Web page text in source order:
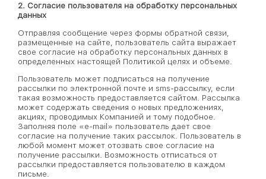
2. Согласие пользователя на обработку персональных
данных
Отправляя сообщение через формы обратной связи,
размещенные на сайте, пользователь сайта выражает
свое согласие на обработку персональных данных в
определенных настоящей Политикой целях и объеме.
Пользователь может подписаться на получение
рассылки по электронной почте и sms-рассылку, если
такая возможность предоставляется сайтом. Рассылка
может содержать сведения о новых предложениях,
акциях, проводимых Компанией и тому подобное.
Заполняя поле «e-mail» пользователь дает свое
согласие на получение таких рассылок. Пользователь в
любой момент может отозвать свое согласие на
получение рассылки. Возможность отписаться от
рассылки предоставляется пользователю в каждом
письме.